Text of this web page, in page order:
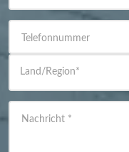
Telefonnummer
Land/Region*
Nachricht *